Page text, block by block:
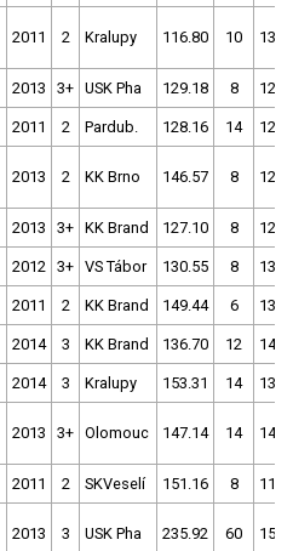
2011 2 Kralupy 116.80 10
2013 3+ USK Pha 129.18 8
2011 2 Pardub. 128.16 14
2013 2 KK Brno 146.57 8
2013 3+ KK Brand 127.10 8
2012 3+ VS Tábor 130.55 8
2011 2 KK Brand 149.44 6
2014 3 KK Brand 136.70 12
2014 3 Kralupy 153.31 14
2013 3+ Olomouc 147.14 14
2011 2 SKVeselí 151.16 8
2013 3 USK Pha 235.92 60